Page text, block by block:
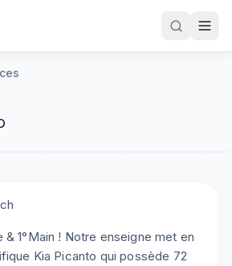
05 61 83 78 05
1°Main ! Notre enseigne met en
Kia Picanto qui possède 72